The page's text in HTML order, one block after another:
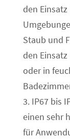
den
Staub und
den
oder in
3. IP67 bis
einen sehr
für